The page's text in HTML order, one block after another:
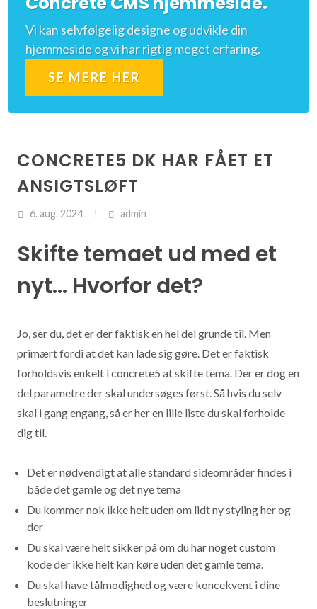
Vi kan selvfølgelig designe og udvikle din
hjemmeside og vi har rigtig meget erfaring.
SE MERE HER
CONCRETE5 DK HAR FÅET ET
ANSIGTSLØFT
6. aug. 2024 admin
Skifte temaet ud med et
nyt... Hvorfor det?
Jo, ser du, det er der faktisk en hel del grunde til. Men
primært fordi at det kan lade sig gøre. Det er faktisk
forholdsvis enkelt i concrete5 at skifte tema. Der er dog en
del parametre der skal undersøges først. Så hvis du selv
skal i gang engang, så er her en lille liste du skal forholde
dig til.
Det er nødvendigt at alle standard sideområder findes i
både det gamle og det nye tema
Du kommer nok ikke helt uden om lidt ny styling her og
der
Du skal være helt sikker på om du har noget custom
kode der ikke helt kan køre uden det gamle tema.
Du skal have tålmodighed og være koncekvent i dine
beslutninger